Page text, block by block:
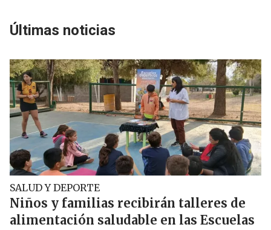
Últimas noticias
SALUD Y DEPORTE
Niños y familias recibirán talleres de
alimentación saludable en las Escuelas